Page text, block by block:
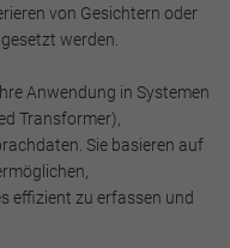
von Gesichtern oder
werden.
Anwendung in Systemen
Transformer),
Sie basieren auf
effizient zu erfassen und